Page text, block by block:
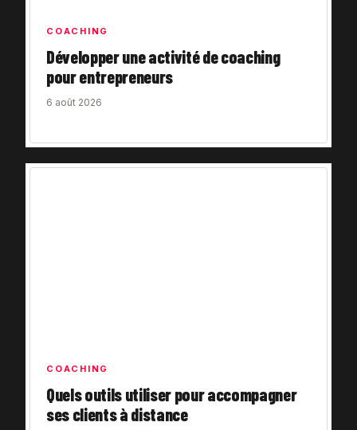
COACHING
Développer une activité de coaching
pour entrepreneurs
6 août 2026
COACHING
Quels outils utiliser pour accompagner
ses clients à distance